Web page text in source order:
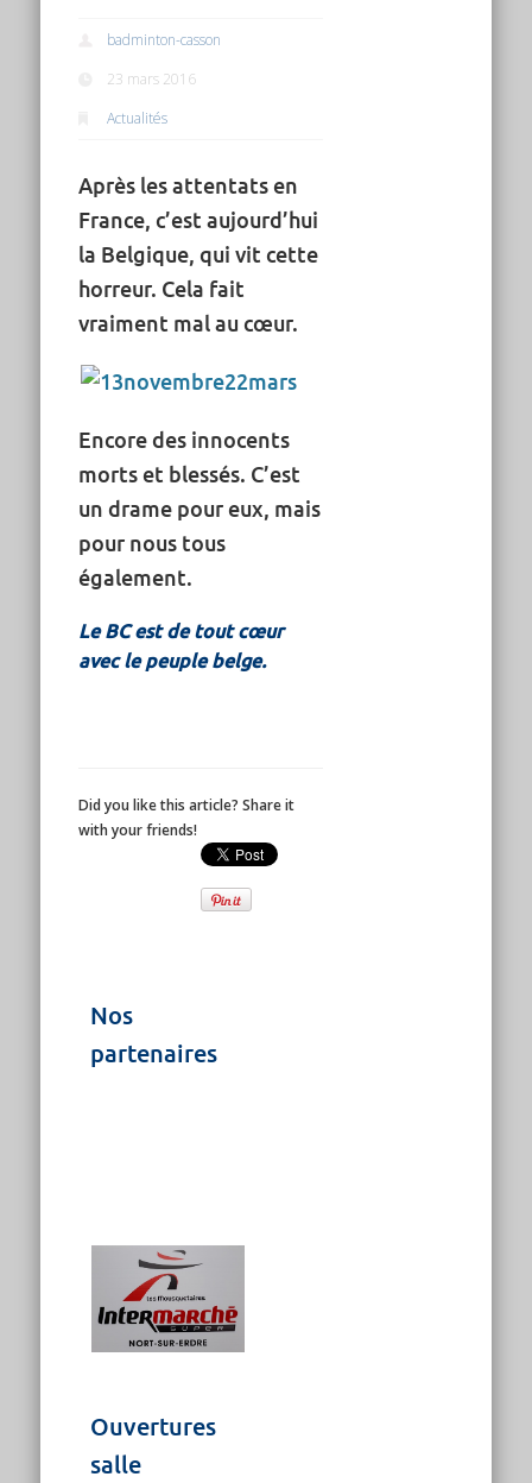
badminton-casson
23 mars 2016
Actualités
Après les attentats en
France, c’est aujourd’hui
la Belgique, qui vit cette
horreur. Cela fait
vraiment mal au cœur.
Encore des innocents
morts et blessés. C’est
un drame pour eux, mais
pour nous tous
également.
Le BC est de tout cœur
avec le peuple belge.
Did you like this article? Share it
with your friends!
Nos
partenaires
Ouvertures
salle